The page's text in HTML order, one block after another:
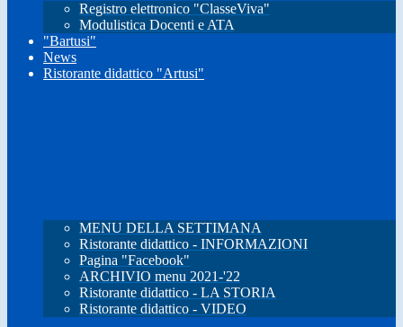
Registro elettronico "ClasseViva"
Modulistica Docenti e ATA
"Bartusi"
News
Ristorante didattico "Artusi"
MENU DELLA SETTIMANA
Ristorante didattico - INFORMAZIONI
Pagina "Facebook"
ARCHIVIO menu 2021-'22
Ristorante didattico - LA STORIA
Ristorante didattico - VIDEO